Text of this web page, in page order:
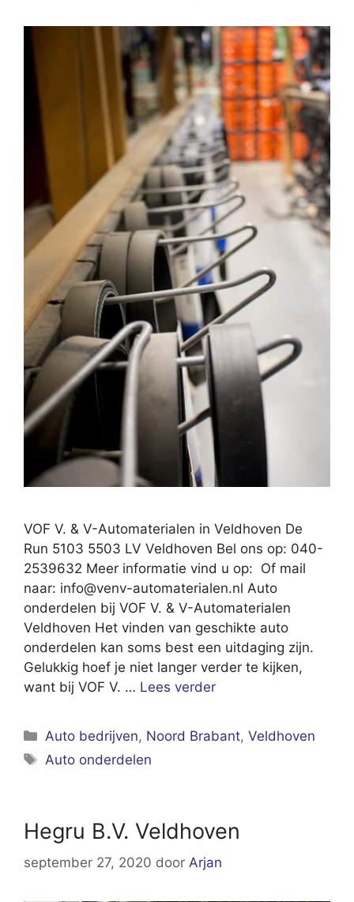
VOF V. & V-Automaterialen in Veldhoven De
Run 5103 5503 LV Veldhoven Bel ons op: 040-
2539632 Meer informatie vind u op: Of mail
naar: info@venv-automaterialen.nl Auto
onderdelen bij VOF V. & V-Automaterialen
Veldhoven Het vinden van geschikte auto
onderdelen kan soms best een uitdaging zijn.
Gelukkig hoef je niet langer verder te kijken,
want bij VOF V. … Lees verder
Categorieën
Auto bedrijven, Noord Brabant,Veldhoven
Tags
Auto onderdelen
Hegru B.V. Veldhoven
september 27, 2020 door Arjan